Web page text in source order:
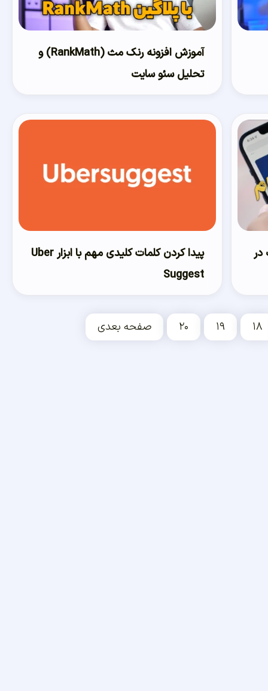
آموزش افزونه رنک مث (RankMath) و
تحلیل سئو سایت
پیدا کردن کلمات کلیدی مهم با ابزار Uber
Suggest
۱۸ ۱۹ ۲۰ صفحه بعدی